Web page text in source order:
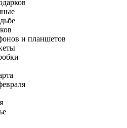
и планшетов